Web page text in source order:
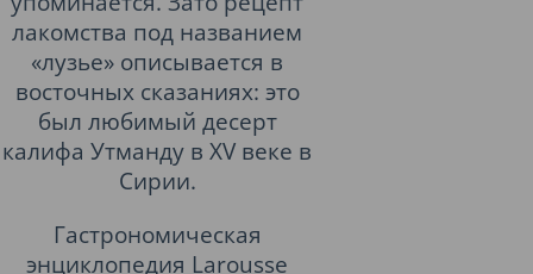
лакомства под названием
«лузье» описывается в
восточных сказаниях: это
был любимый десерт
калифа Утманду в XV веке в
Сирии.
Гастрономическая
энциклопедия Larousse